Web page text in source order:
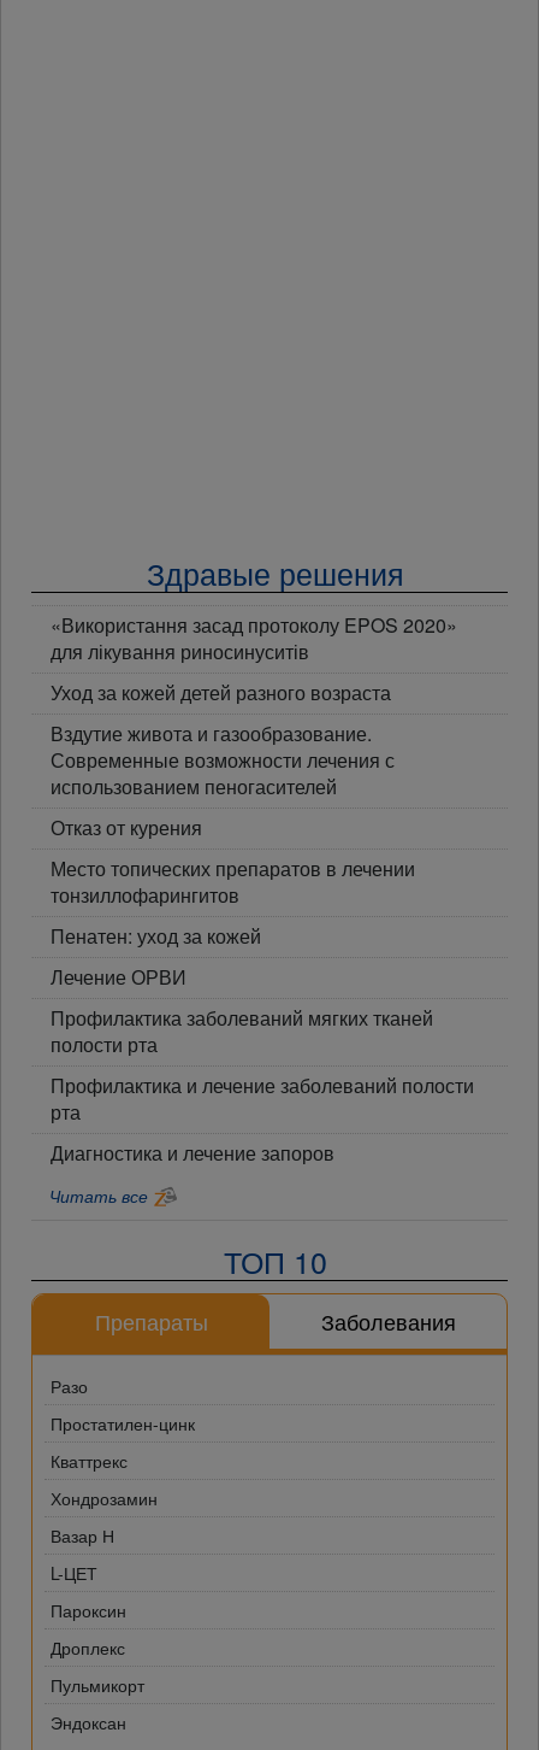
Здравые решения
«Використання засад протоколу EPOS 2020»
для лікування риносинуситів
Уход за кожей детей разного возраста
Вздутие живота и газообразование.
Современные возможности лечения с
использованием пеногасителей
Отказ от курения
Место топических препаратов в лечении
тонзиллофарингитов
Пенатен: уход за кожей
Лечение ОРВИ
Профилактика заболеваний мягких тканей
полости рта
Профилактика и лечение заболеваний полости
рта
Диагностика и лечение запоров
Читать все
ТОП 10
Препараты Заболевания
Разо
Простатилен-цинк
Кваттрекс
Хондрозамин
Вазар Н
L-ЦЕТ
Пароксин
Дроплекс
Пульмикорт
Эндоксан